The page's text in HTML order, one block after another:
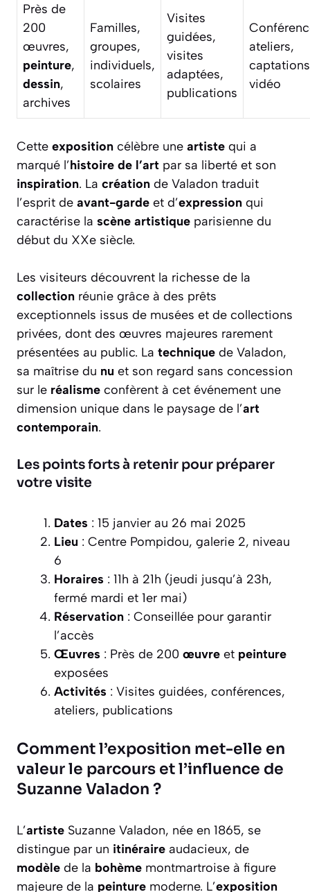
Près de
200
œuvres,
peinture,
dessin,
archives
Familles,
groupes,
individuels,
scolaires
Visites
guidées,
visites
adaptées,
publications
ateliers,
captations
vidéo
Cette exposition célèbre une artiste qui a
marqué l’histoire de l’art par sa liberté et son
inspiration. La création de Valadon traduit
l’esprit de avant-garde et d’expression qui
caractérise la scène artistique parisienne du
début du XXe siècle.
Les visiteurs découvrent la richesse de la
collection réunie grâce à des prêts
exceptionnels issus de musées et de collections
privées, dont des œuvres majeures rarement
présentées au public. La technique de Valadon,
sa maîtrise du nu et son regard sans concession
sur le réalisme confèrent à cet événement une
dimension unique dans le paysage de l’art
contemporain.
Les points forts à retenir pour préparer
votre visite
Dates : 15 janvier au 26 mai 2025
Lieu : Centre Pompidou, galerie 2, niveau
6
Horaires : 11h à 21h (jeudi jusqu’à 23h,
fermé mardi et 1er mai)
Réservation : Conseillée pour garantir
l’accès
Œuvres : Près de 200 œuvre et peinture
exposées
Activités : Visites guidées, conférences,
ateliers, publications
Comment l’exposition met-elle en
valeur le parcours et l’influence de
Suzanne Valadon ?
L’artiste Suzanne Valadon, née en 1865, se
distingue par un itinéraire audacieux, de
modèle de la bohème montmartroise à figure
majeure de la peinture moderne. L’exposition